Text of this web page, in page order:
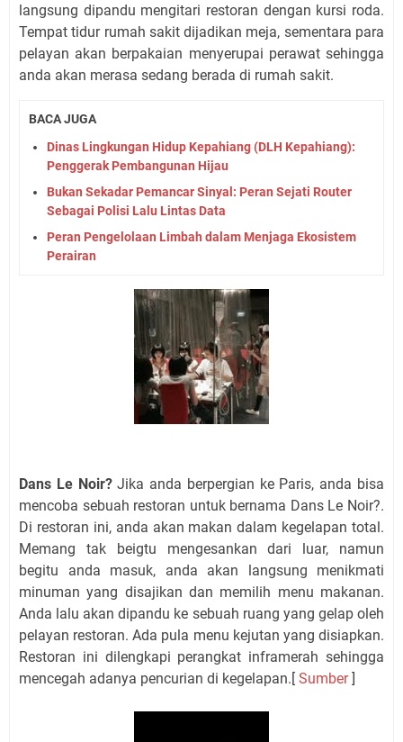
langsung dipandu mengitari restoran dengan kursi roda.
Tempat tidur rumah sakit dijadikan meja, sementara para
pelayan akan berpakaian menyerupai perawat sehingga
anda akan merasa sedang berada di rumah sakit.
BACA JUGA
Dinas Lingkungan Hidup Kepahiang (DLH Kepahiang):
Penggerak Pembangunan Hijau
Bukan Sekadar Pemancar Sinyal: Peran Sejati Router
Sebagai Polisi Lalu Lintas Data
Peran Pengelolaan Limbah dalam Menjaga Ekosistem
Perairan
Dans Le Noir?Jika anda berpergian ke Paris, anda bisa
mencoba sebuah restoran untuk bernama Dans Le Noir?.
Di restoran ini, anda akan makan dalam kegelapan total.
Memang tak beigtu mengesankan dari luar, namun
begitu anda masuk, anda akan langsung menikmati
minuman yang disajikan dan memilih menu makanan.
Anda lalu akan dipandu ke sebuah ruang yang gelap oleh
pelayan restoran. Ada pula menu kejutan yang disiapkan.
Restoran ini dilengkapi perangkat inframerah sehingga
mencegah adanya pencurian di kegelapan.[ Sumber]